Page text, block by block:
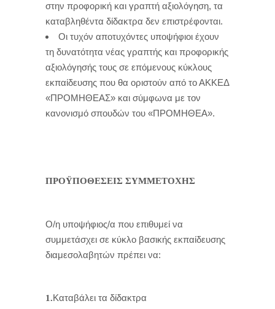
στην προφορική και γραπτή αξιολόγηση, τα
καταβληθέντα δίδακτρα δεν επιστρέφονται.
Οι τυχόν αποτυχόντες υποψήφιοι έχουν
τη δυνατότητα νέας γραπτής και προφορικής
αξιολόγησής τους σε επόμενους κύκλους
εκπαίδευσης που θα οριστούν από το ΑΚΚΕΔ
«ΠΡΟΜΗΘΕΑΣ» και σύμφωνα με τον
κανονισμό σπουδών του «ΠΡΟΜΗΘΕΑ».
ΠΡΟΫΠΟΘΕΣΕΙΣ ΣΥΜΜΕΤΟΧΗΣ
Ο/η υποψήφιος/α που επιθυμεί να
συμμετάσχει σε κύκλο βασικής εκπαίδευσης
διαμεσολαβητών πρέπει να:
1.Καταβάλει τα δίδακτρα